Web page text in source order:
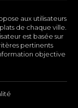
aux utilisateurs
de chaque ville.
est basée sur
pertinents
objective